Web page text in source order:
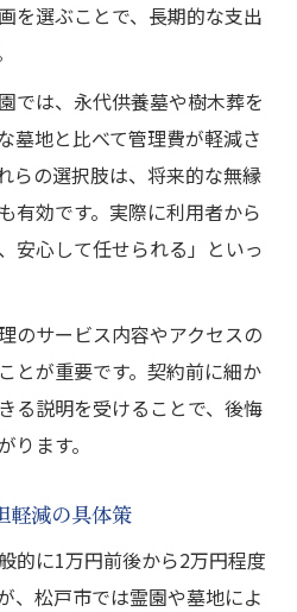
を選ぶことで、長期的な支出
では、永代供養墓や樹木葬を
墓地と比べて管理費が軽減さ
らの選択肢は、将来的な無縁
有効です。実際に利用者から
安心して任せられる」といっ
のサービス内容やアクセスの
とが重要です。契約前に細か
る説明を受けることで、後悔
ます。
軽減の具体策
的に1万円前後から2万円程度
、松戸市では霊園や墓地によ